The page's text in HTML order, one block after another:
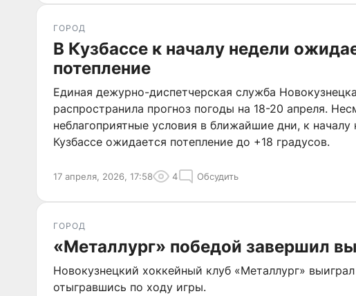
ГОРОД
В Кузбассе к началу недели
потепление
Единая дежурно-диспетчерская служба Новокузнецка
распространила прогноз погоды на 18-20 апреля.
неблагоприятные условия в ближайшие дни, к началу
Кузбассе ожидается потепление до +18 градусов.
17 апреля, 2026, 17:58 4 Обсудить
ГОРОД
«Металлург» победой завершил
Новокузнецкий хоккейный клуб «Металлург»
отыгравшись по ходу игры.